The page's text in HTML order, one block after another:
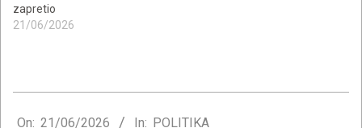
zapretio
21/06/2026
06-
On: 21/06/2026 In: POLITIKA